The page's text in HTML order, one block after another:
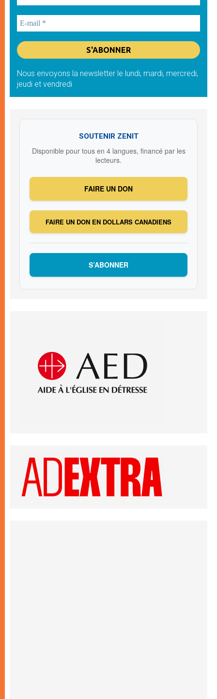
Nous envoyons la newsletter le lundi, mardi, mercredi,
jeudi et vendredi
SOUTENIR ZENIT
Disponible pour tous en 4 langues, financé par les
lecteurs.
FAIRE UN DON
FAIRE UN DON EN DOLLARS CANADIENS
S’ABONNER